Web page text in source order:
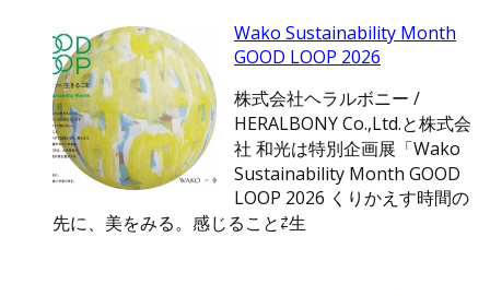
Wako Sustainability Month
GOOD LOOP 2026
株式会社ヘラルボニー /
HERALBONY Co.,Ltd.と株式会
社 和光は特別企画展「Wako
Sustainability Month GOOD
LOOP 2026 くりかえす時間の
先に、美をみる。感じること⇄生